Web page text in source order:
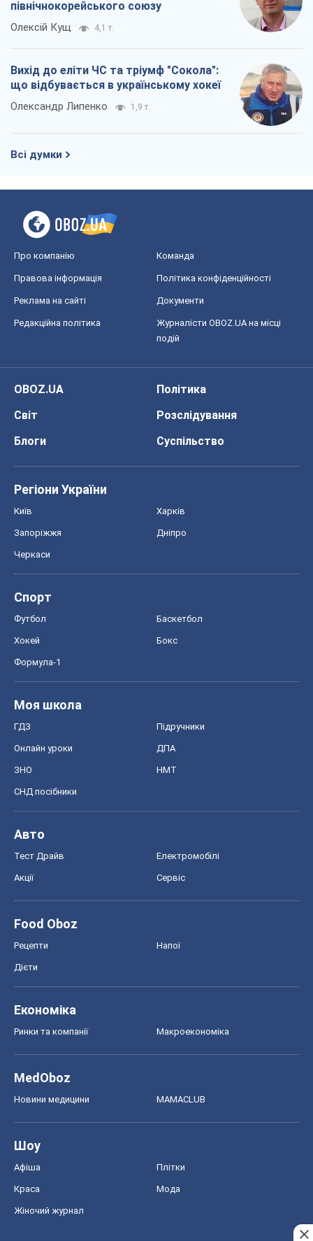
північнокорейського союзу
Олексій Кущ 4,1 т.
Вихід до еліти ЧС та тріумф "Сокола":
що відбувається в українському хокеї
Олександр Липенко 1,9 т.
Всі думки
Про компанію Команда
Правова інформація Політика конфіденційності
Реклама на сайті Документи
Редакційна політика
Журналісти OBOZ.UA на місці
подій
OBOZ.UA
Політика
Світ
Розслідування
Блоги
Суспільство
Регіони України
Київ Харків
Запоріжжя Дніпро
Черкаси
Спорт
Футбол Баскетбол
Хокей Бокс
Формула-1
Моя школа
ГДЗ Підручники
Онлайн уроки ДПА
ЗНО НМТ
СНД посібники
Авто
Тест Драйв Електромобілі
Акції Сервіс
Food Oboz
Рецепти Напої
Дієти
Економіка
Ринки та компанії Макроекономіка
MedOboz
Новини медицини MAMACLUB
Шоу
Афіша Плітки
Краса Мода
Жіночий журнал